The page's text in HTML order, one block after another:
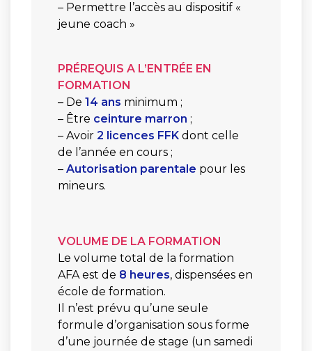
– Permettre l’accès au dispositif «
jeune coach »
PRÉREQUIS A L’ENTRÉE EN
FORMATION
– De 14 ans minimum ;
– Être ceinture marron ;
– Avoir 2 licences FFK dont celle
de l’année en cours ;
– Autorisation parentale pour les
mineurs.
VOLUME DE LA FORMATION
Le volume total de la formation
AFA est de 8 heures, dispensées en
école de formation.
Il n’est prévu qu’une seule
formule d’organisation sous forme
d’une journée de stage (un samedi